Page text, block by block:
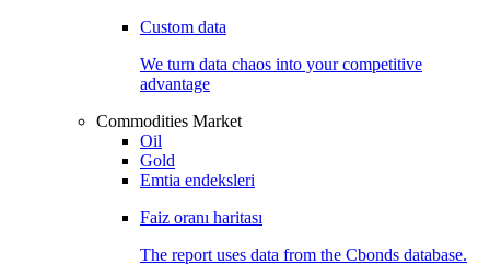
Custom data
We turn data chaos into your competitive
advantage
Commodities Market
Oil
Gold
Emtia endeksleri
Faiz oranı haritası
The report uses data from the Cbonds database.